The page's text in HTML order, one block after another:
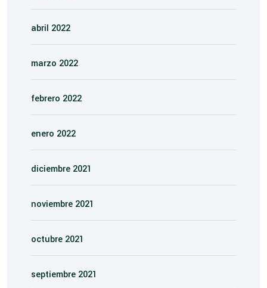
abril 2022
marzo 2022
febrero 2022
enero 2022
diciembre 2021
noviembre 2021
octubre 2021
septiembre 2021